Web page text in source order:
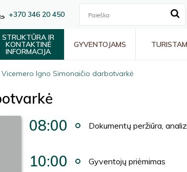
+370 346 20 450
STRUKTŪRA IR
KONTAKTINĖ
INFORMACIJA
GYVENTOJAMS
Vicemero Igno Simonaičio darbotvarkė
08:00 Dokumentų peržiūra,
10:00 Gyventojų priėmimas